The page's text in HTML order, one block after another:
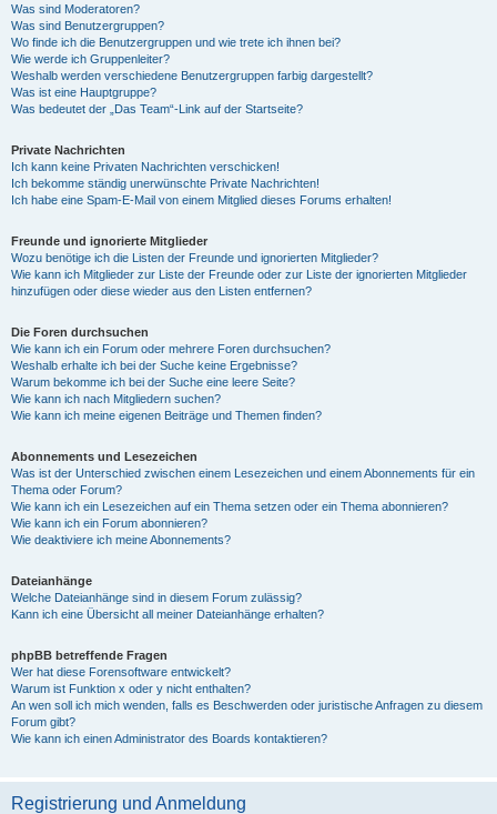
Was sind Moderatoren?
Was sind Benutzergruppen?
Wo finde ich die Benutzergruppen und wie trete ich ihnen bei?
Wie werde ich Gruppenleiter?
Weshalb werden verschiedene Benutzergruppen farbig dargestellt?
Was ist eine Hauptgruppe?
Was bedeutet der „Das Team“-Link auf der Startseite?
Private Nachrichten
Ich kann keine Privaten Nachrichten verschicken!
Ich bekomme ständig unerwünschte Private Nachrichten!
Ich habe eine Spam-E-Mail von einem Mitglied dieses Forums erhalten!
Freunde und ignorierte Mitglieder
Wozu benötige ich die Listen der Freunde und ignorierten Mitglieder?
Wie kann ich Mitglieder zur Liste der Freunde oder zur Liste der ignorierten Mitglieder
hinzufügen oder diese wieder aus den Listen entfernen?
Die Foren durchsuchen
Wie kann ich ein Forum oder mehrere Foren durchsuchen?
Weshalb erhalte ich bei der Suche keine Ergebnisse?
Warum bekomme ich bei der Suche eine leere Seite?
Wie kann ich nach Mitgliedern suchen?
Wie kann ich meine eigenen Beiträge und Themen finden?
Abonnements und Lesezeichen
Was ist der Unterschied zwischen einem Lesezeichen und einem Abonnements für ein
Thema oder Forum?
Wie kann ich ein Lesezeichen auf ein Thema setzen oder ein Thema abonnieren?
Wie kann ich ein Forum abonnieren?
Wie deaktiviere ich meine Abonnements?
Dateianhänge
Welche Dateianhänge sind in diesem Forum zulässig?
Kann ich eine Übersicht all meiner Dateianhänge erhalten?
phpBB betreffende Fragen
Wer hat diese Forensoftware entwickelt?
Warum ist Funktion x oder y nicht enthalten?
An wen soll ich mich wenden, falls es Beschwerden oder juristische Anfragen zu diesem
Forum gibt?
Wie kann ich einen Administrator des Boards kontaktieren?
Registrierung und Anmeldung